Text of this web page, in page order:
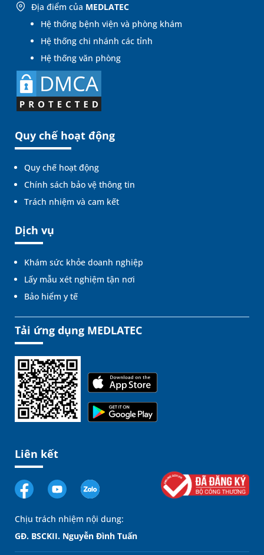
Địa điểm của MEDLATEC
Hệ thống bệnh viện và phòng khám
Hệ thống chi nhánh các tỉnh
Hệ thống văn phòng
Quy chế hoạt động
Quy chế hoạt động
Chính sách bảo vệ thông tin
Trách nhiệm và cam kết
Dịch vụ
Khám sức khỏe doanh nghiệp
Lấy mẫu xét nghiệm tận nơi
Bảo hiểm y tế
Tải ứng dụng MEDLATEC
Liên kết
Chịu trách nhiệm nội dung:
GĐ. BSCKII. Nguyễn Đình Tuấn